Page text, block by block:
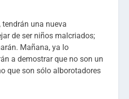
tendrán una nueva
de ser niños malcriados;
Mañana, ya lo
a demostrar que no son un
que son sólo alborotadores